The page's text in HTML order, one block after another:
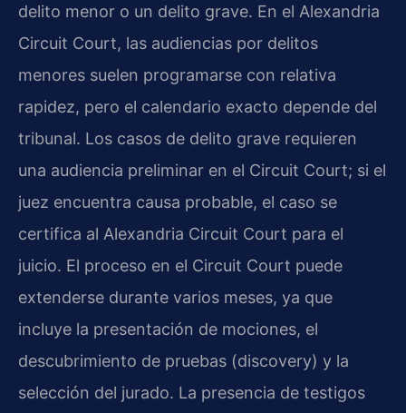
delito menor o un delito grave. En el Alexandria
Circuit Court, las audiencias por delitos
menores suelen programarse con relativa
rapidez, pero el calendario exacto depende del
tribunal. Los casos de delito grave requieren
una audiencia preliminar en el Circuit Court; si el
juez encuentra causa probable, el caso se
certifica al Alexandria Circuit Court para el
juicio. El proceso en el Circuit Court puede
extenderse durante varios meses, ya que
incluye la presentación de mociones, el
descubrimiento de pruebas (discovery) y la
selección del jurado. La presencia de testigos